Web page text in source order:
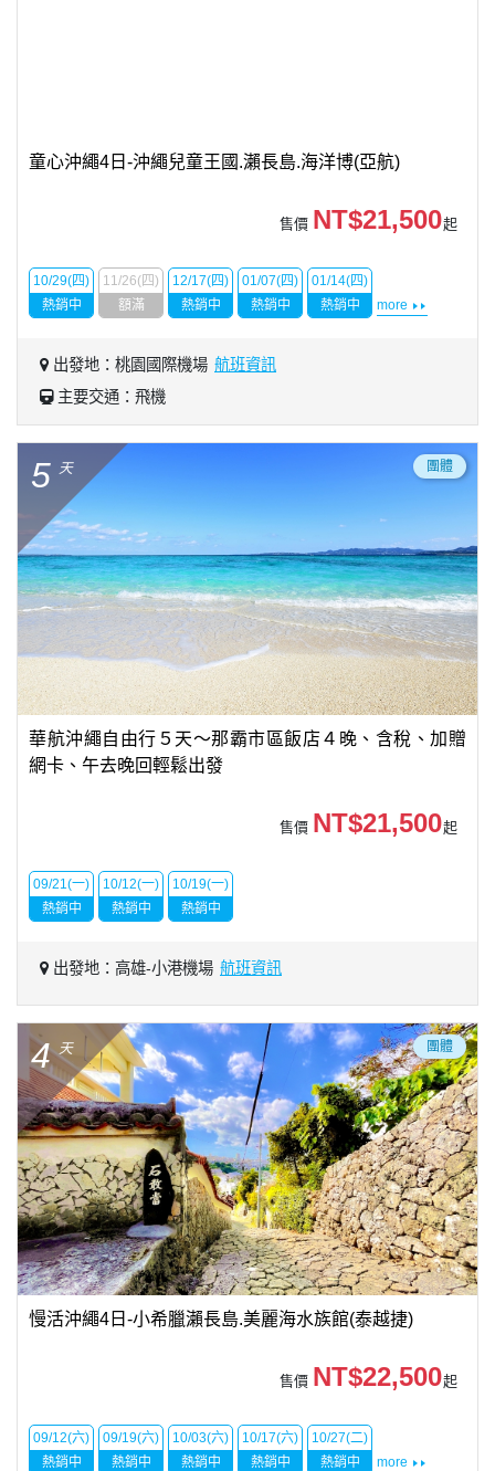
童心沖繩4日-沖繩兒童王國.瀨長島.海洋博(亞航)
售價 NT$21,500起
10/29(四)
熱銷中
11/26(四)
額滿
12/17(四)
熱銷中
01/07(四)
熱銷中
01/14(四)
熱銷中
more
出發地：桃園國際機場 航班資訊
主要交通：飛機
5 天 團體
華航沖繩自由行５天～那霸市區飯店４晚、含稅、加贈
網卡、午去晚回輕鬆出發
售價 NT$21,500起
09/21(一)
熱銷中
10/12(一)
熱銷中
10/19(一)
熱銷中
出發地：高雄-小港機場 航班資訊
4 天 團體
慢活沖繩4日-小希臘瀨長島.美麗海水族館(泰越捷)
售價 NT$22,500起
09/12(六)
熱銷中
09/19(六)
熱銷中
10/03(六)
熱銷中
10/17(六)
熱銷中
10/27(二)
熱銷中
more